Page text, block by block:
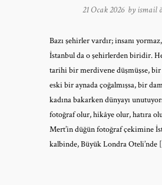
21 Ocak 2026 by ismail
Bazı şehirler vardır; insanı
İstanbul da o şehirlerden biridir.
tarihi bir merdivene düşmüşse, bir
eski bir aynada çoğalmışsa, bir
kadına bakarken dünyayı
fotoğraf olur, hikâye olur, hatıra
Mert’in düğün fotoğraf çekimine
kalbinde, Büyük Londra Oteli’nde